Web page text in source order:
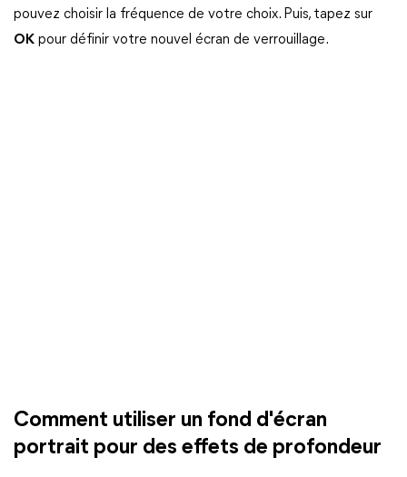
pouvez choisir la fréquence de votre choix. Puis, tapez sur
OK pour définir votre nouvel écran de verrouillage.
Comment utiliser un fond d'écran
portrait pour des effets de profondeur